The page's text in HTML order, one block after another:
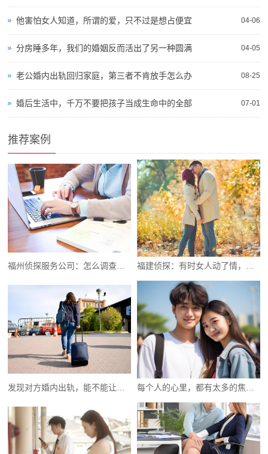
04-06
他害怕女人知道，所谓的爱，只不过是想占便宜
04-05
分房睡多年，我们的婚姻反而活出了另一种圆满
08-25
老公婚内出轨回归家庭，第三者不肯放手怎么办
07-01
婚后生活中，千万不要把孩子当成生命中的全部
推荐案例
福州侦探服务公司：怎么调查对方的存款 福建侦探：有时女人动了情，并不会直接说出口